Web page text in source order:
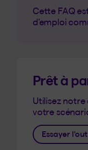
Cette FAQ
d’emploi
Prêt à
Utilisez
votre
Essayer